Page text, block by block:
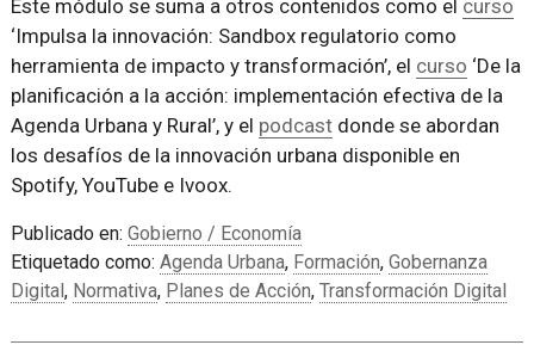
Este módulo se suma a otros contenidos como el curso
‘Impulsa la innovación: Sandbox regulatorio como
herramienta de impacto y transformación’, el curso ‘De la
planificación a la acción: implementación efectiva de la
Agenda Urbana y Rural’, y el podcastdonde se abordan
los desafíos de la innovación urbana disponible en
Spotify, YouTube e Ivoox.
Publicado en: Gobierno / Economía
Etiquetado como: Agenda Urbana, Formación, Gobernanza
Digital, Normativa, Planes de Acción, Transformación Digital